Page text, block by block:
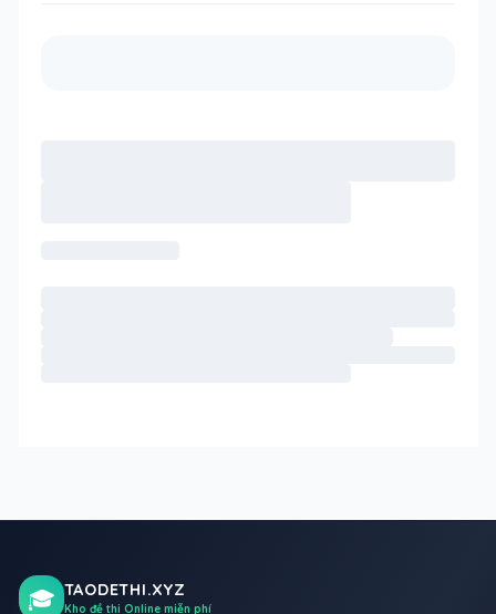
🎓 TAODETHI.XYZ
Kho đề thi Online miễn phí